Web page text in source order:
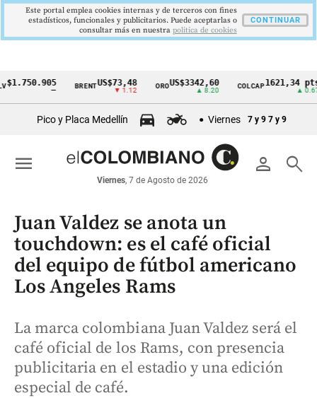
Cintillo
económicos
Colombia
BRENT US$73,48
▼ 1.12
ORO US$3342,60 COLCAP1621,34 pts
Pico y Placa Medellín Viernes 7 y 9 7 y 9
person search
Viernes, 7 de Agosto de 2026
menu
Juan Valdez se anota un
touchdown: es el café oficial
del equipo de fútbol americano
Los Angeles Rams
La marca colombiana Juan Valdez será el
café oficial de los Rams, con presencia
publicitaria en el estadio y una edición
especial de café.
Este portal emplea cookies internas y de terceros con fines
estadísticos, funcionales y publicitarios. Puede aceptarlas o
consultar más en nuestra politica de cookies
CONTINUAR